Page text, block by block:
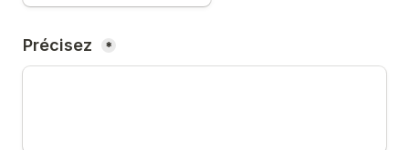
Précisez *